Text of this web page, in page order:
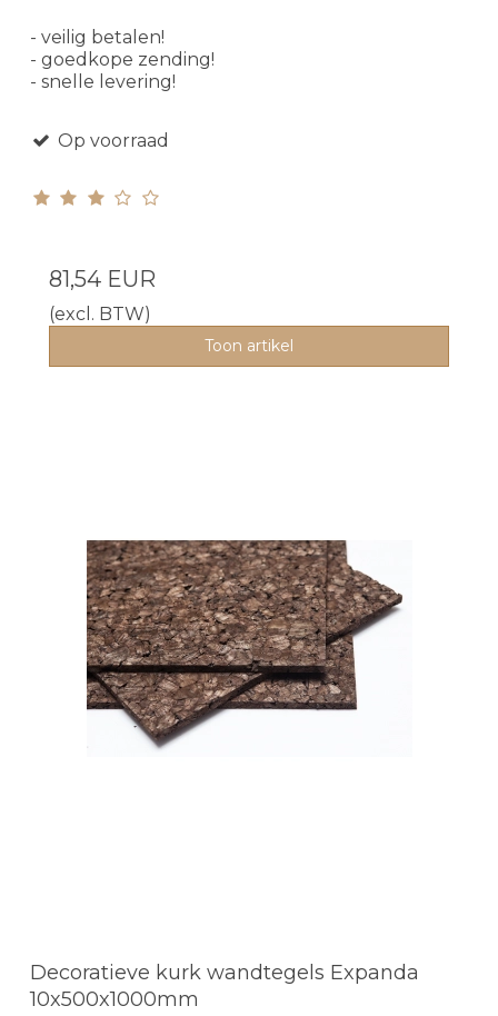
- veilig betalen!
- goedkope zending!
- snelle levering!
Op voorraad
81,54 EUR
(excl. BTW)
Toon artikel
Decoratieve kurk wandtegels Expanda
10x500x1000mm